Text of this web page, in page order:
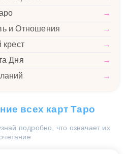
→
и Отношения
→
крест
→
Дня
→
→
всех карт Таро
подробно, что означает их